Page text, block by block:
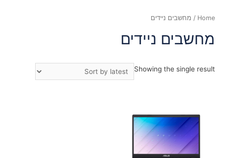
Home / מחשבים ניידים
מחשבים ניידים
Showing the single result